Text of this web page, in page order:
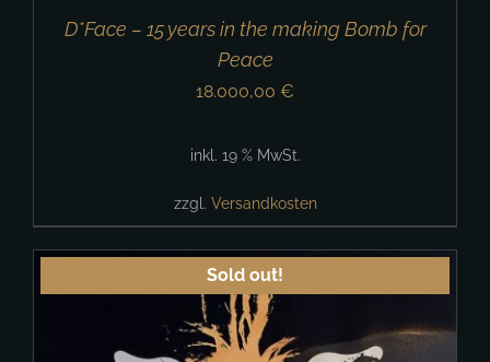
D*Face – 15 years in the making Bomb for
Peace
18.000,00 €
inkl. 19 % MwSt.
zzgl. Versandkosten
Sold out!